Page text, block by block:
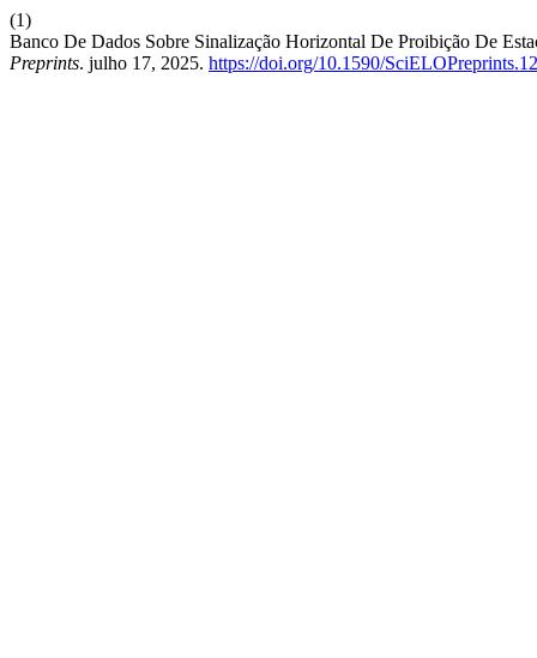
(1)
Banco De Dados Sobre Sinalização Horizontal De Proibição De
Preprints. julho 17, 2025. https://doi.org/10.1590/